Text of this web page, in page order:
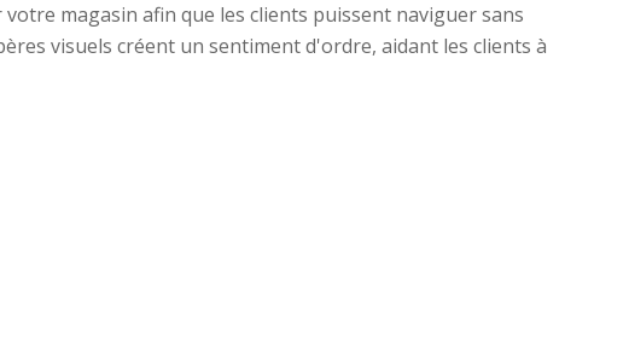
magasin afin que les clients puissent naviguer sans
visuels créent un sentiment d'ordre, aidant les clients à